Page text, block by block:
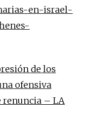
en-israel-
de los
ofensiva
renuncia – LA